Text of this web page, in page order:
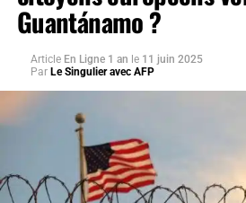
Guantánamo ?
Article En Ligne 1 an le 11 juin 2025
Par Le Singulier avec AFP